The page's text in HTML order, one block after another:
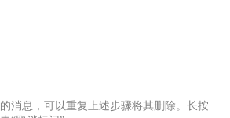
消息，可以重复上述步骤将其删除。长按